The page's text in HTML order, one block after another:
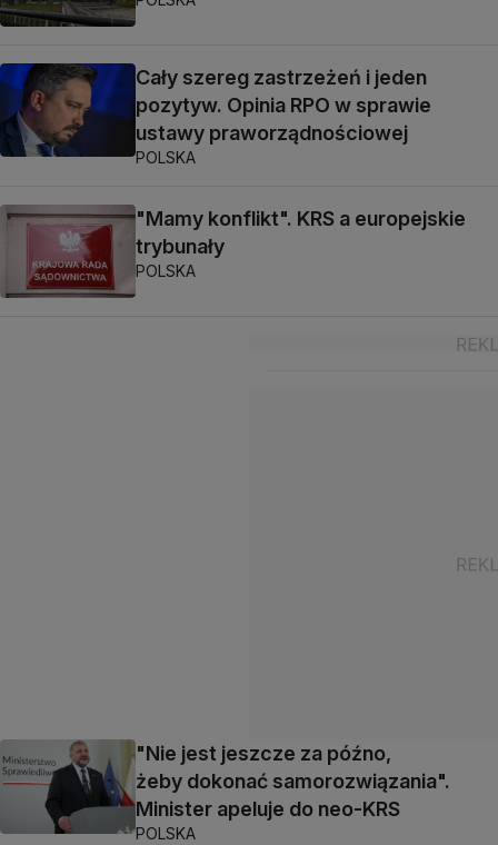
Cały szereg zastrzeżeń i jeden
pozytyw. Opinia RPO w sprawie
ustawy praworządnościowej
POLSKA
"Mamy konflikt". KRS a europejskie
trybunały
POLSKA
"Nie jest jeszcze za późno,
żeby dokonać samorozwiązania".
Minister apeluje do neo-KRS
POLSKA